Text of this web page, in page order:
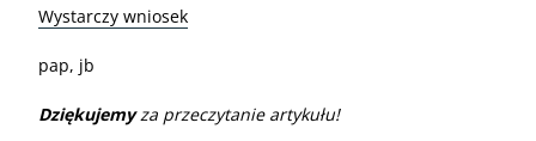
Wystarczy wniosek
pap, jb
Dziękujemyza przeczytanie artykułu!